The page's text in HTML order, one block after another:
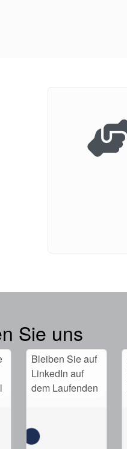
Sie uns
Bleiben Sie auf
LinkedIn auf
dem Laufenden